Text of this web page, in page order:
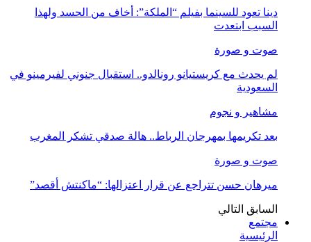
دينا تعود للسينما بفيلم “الملكة”: أخاف من الحسد ولهذا
السبب ابتعدت
صوت و صورة
لم يحدث مع كريستيانو رونالدو.. استقبال جنوني لفيرمينو في
السعودية
مشاهير و نجوم
بعد تكريمها بمهرجان الرباط.. هالة صدقي تشكر المغرب
صوت و صورة
ميرهان حسن تتراجع عن قرار اعتزالها: “ماكنتش أقصد”
السابق التالي
مجتمع
الرئيسية